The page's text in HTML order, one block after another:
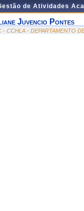
de Atividades
Juvencio Pontes
- CCHLA - DEPARTAMENTO